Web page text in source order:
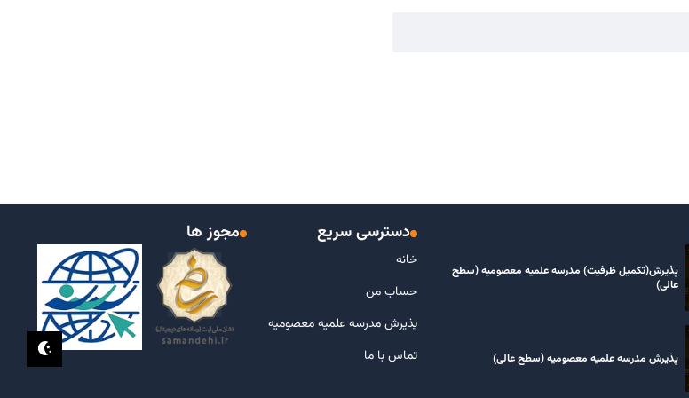
پذیرش(تکمیل ظرفیت) مدرسه علمیه معصومیه‌ (سطح
عالی)
پذیرش مدرسه علمیه معصومیه‌ (سطح عالی)
دسترسی سریع
خانه
حساب من
پذیرش مدرسه علمیه معصومیه
تماس با ما
مجوز ها